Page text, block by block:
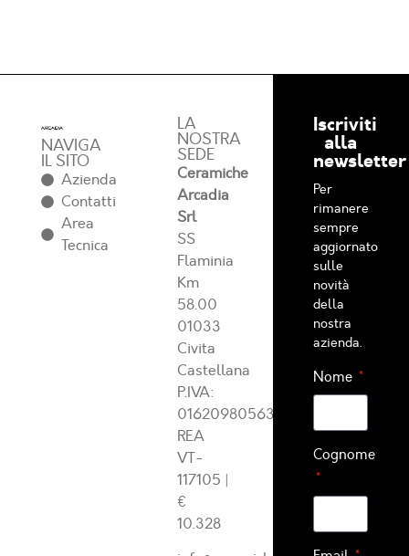
NAVIGA
IL SITO
Azienda
Contatti
Area
Tecnica
LA
NOSTRA
SEDE
Ceramiche
Arcadia
Srl
SS
Flaminia
Km
58.00
01033
Civita
Castellana
P.IVA:
01620980563
REA
VT-
117105 |
€
10.328
Iscriviti
alla
newsletter
Per
rimanere
sempre
aggiornato
sulle
novità
della
nostra
azienda.
Nome
Cognome